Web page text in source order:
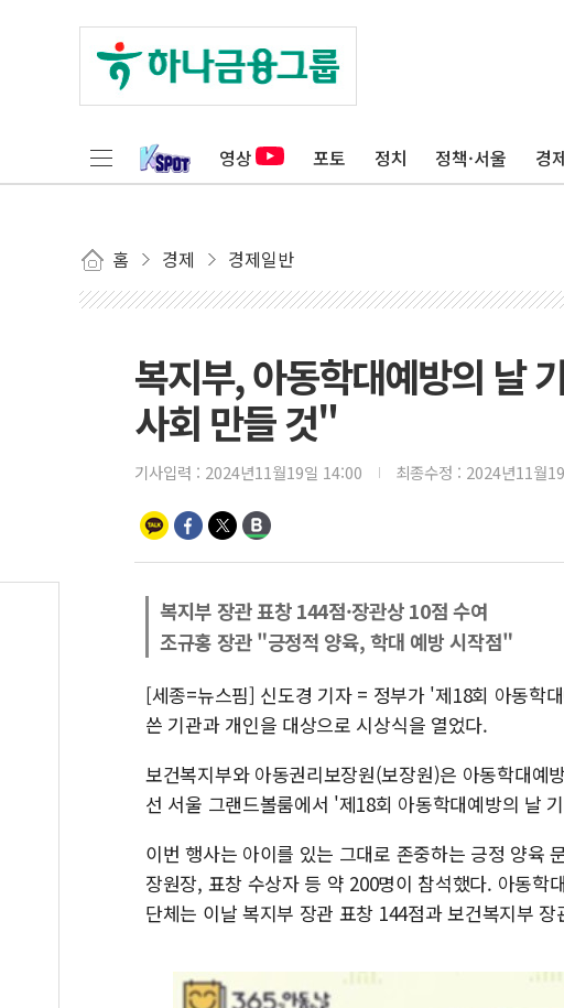
영상 포토 정치 정책·서울 경
홈 경제 경제일반
복지부, 아동학대예방의 날
사회 만들 것"
기사입력 : 2024년11월19일 14:00 최종수정 : 2024년11월
복지부 장관 표창 144점·장관상 10점 수여
조규홍 장관 "긍정적 양육, 학대 예방 시작점"
[세종=뉴스핌] 신도경 기자 = 정부가 '제18회 아동학
쓴 기관과 개인을 대상으로 시상식을 열었다.
보건복지부와 아동권리보장원(보장원)은 아동학대예
선 서울 그랜드볼룸에서 '제18회 아동학대예방의 날
이번 행사는 아이를 있는 그대로 존중하는 긍정 양육
장원장, 표창 수상자 등 약 200명이 참석했다. 아동
단체는 이날 복지부 장관 표창 144점과 보건복지부